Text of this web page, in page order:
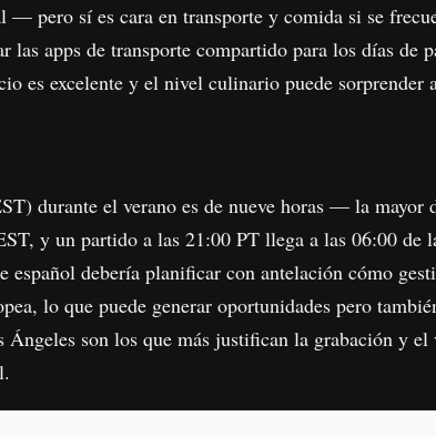
pero sí es cara en transporte y comida si se
las apps de transporte compartido para los días
es excelente y el nivel culinario puede sorprender
durante el verano es de nueve horas — la mayor
y un partido a las 21:00 PT llega a las 06:00 de
debería planificar con antelación cómo
lo que puede generar oportunidades pero
son los que más justifican la grabación y